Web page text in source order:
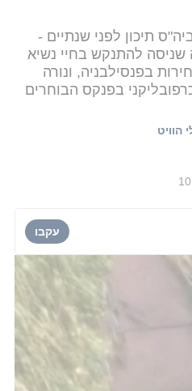
תיכון לפני שנתיים -
שניסה להתנקש בחיי נשיא
בפנסילבניה, ונורה
בפנקס הבוחרים
הוויט
עקבו